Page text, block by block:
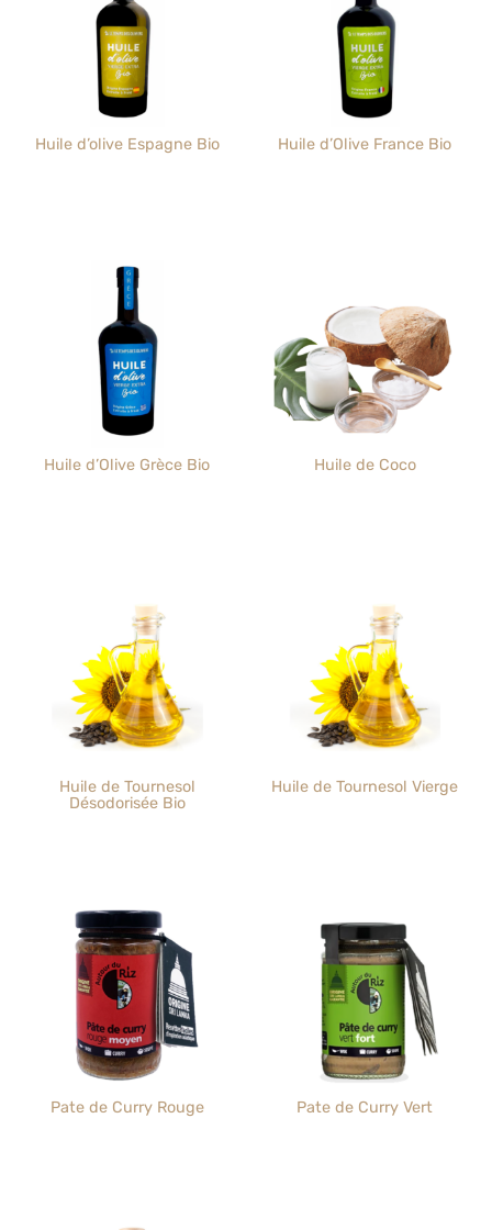
Huile d’olive Espagne Bio Huile d’Olive France Bio
Huile d’Olive Grèce Bio Huile de Coco
Huile de Tournesol
Désodorisée Bio
Huile de Tournesol Vierge
Pate de Curry Rouge Pate de Curry Vert